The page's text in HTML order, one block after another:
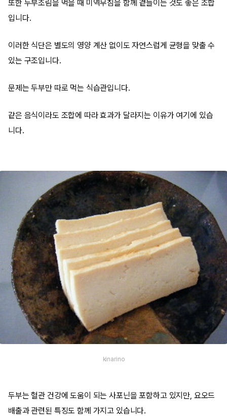
또한 두부조림을 먹을 때 미역무침을 함께 곁들이는 것도 좋은 조합
입니다.
이러한 식단은 별도의 영양 계산 없이도 자연스럽게 균형을 맞출 수
있는 구조입니다.
문제는 두부만 따로 먹는 식습관입니다.
같은 음식이라도 조합에 따라 효과가 달라지는 이유가 여기에 있습
니다.
kinarino
두부는 혈관 건강에 도움이 되는 사포닌을 포함하고 있지만, 요오드
배출과 관련된 특징도 함께 가지고 있습니다.